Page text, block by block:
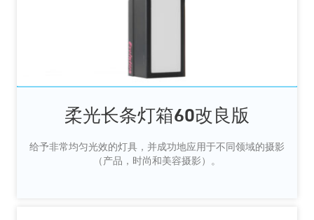
柔光长条灯箱60改良版
给予非常均匀光效的灯具，并成功地应用于不同领域的摄影
（产品，时尚和美容摄影）。